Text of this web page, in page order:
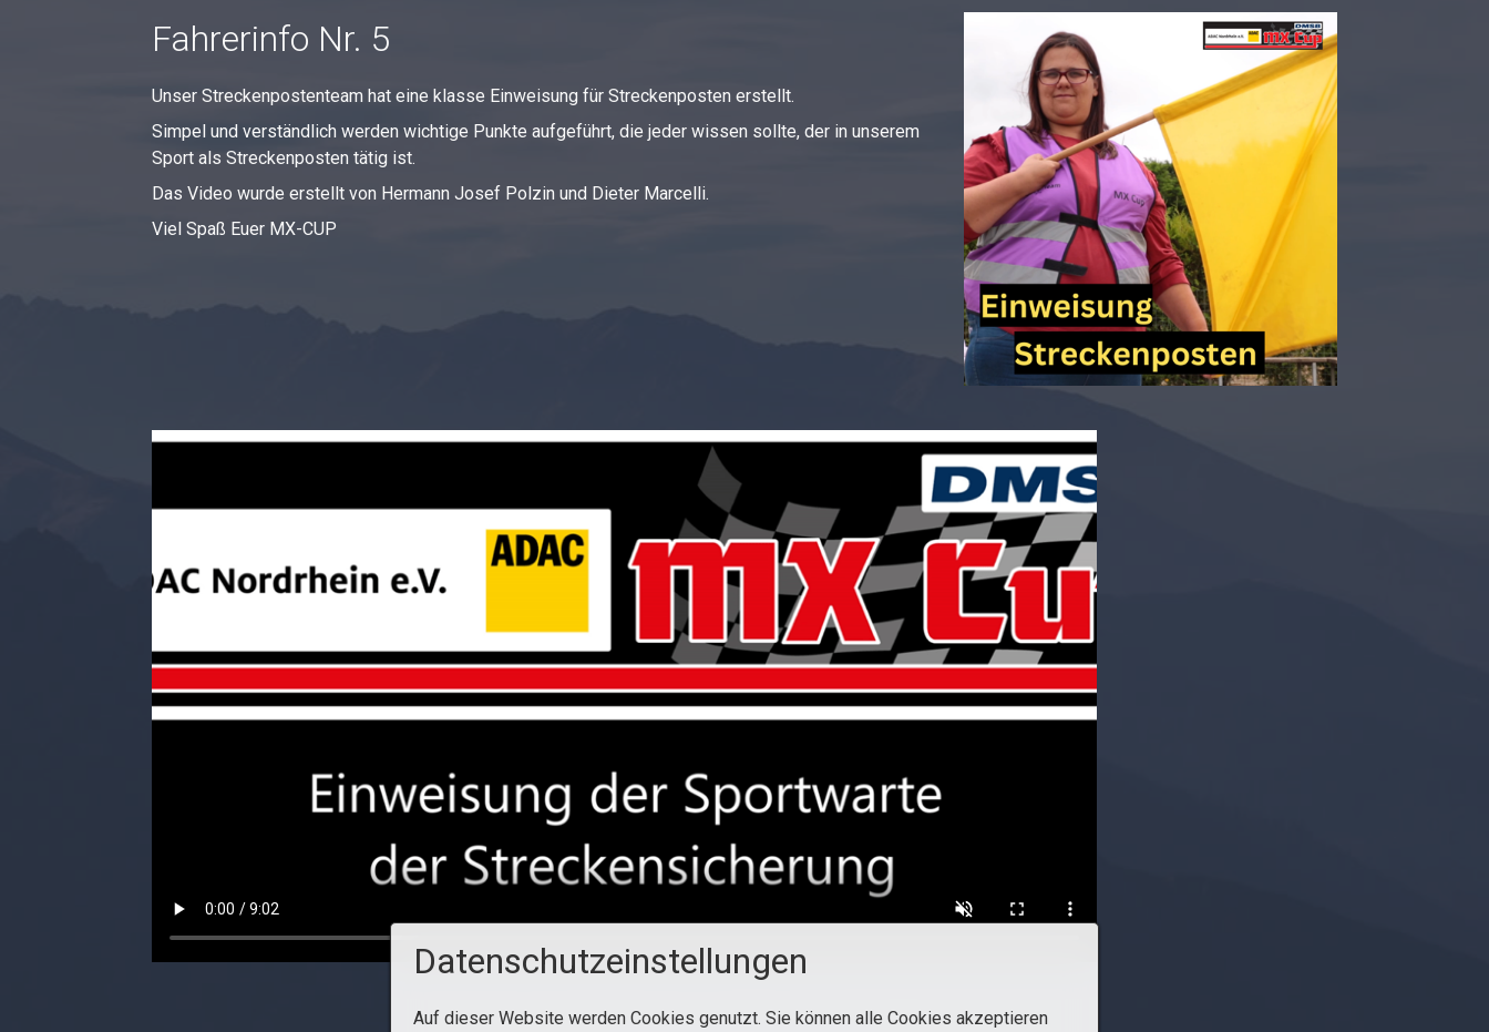
Fahrerinfo Nr. 5
Unser Streckenpostenteam hat eine klasse Einweisung für Streckenposten erstellt.
Simpel und verständlich werden wichtige Punkte aufgeführt, die jeder wissen sollte, der in unserem
Sport als Streckenposten tätig ist.
Das Video wurde erstellt von Hermann Josef Polzin und Dieter Marcelli.
Viel Spaß Euer MX-CUP
Datenschutzeinstellungen
Auf dieser Website werden Cookies genutzt. Sie können alle Cookies akzeptieren